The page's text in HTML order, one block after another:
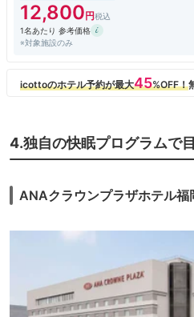
12,800
1名あたり 参考価格
※対象施設のみ
4.独自の快眠プログラムで
ANAクラウンプラザホテル福